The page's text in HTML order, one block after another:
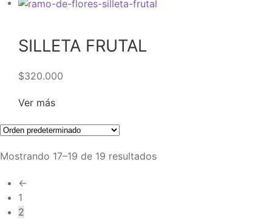
SILLETA FRUTAL
$320.000
Ver más
Mostrando 17–19 de 19 resultados
←
1
2